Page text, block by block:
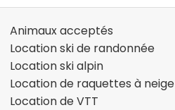
Animaux acceptés
Location ski de randonnée
Location ski alpin
Location de raquettes à neige
Location de VTT